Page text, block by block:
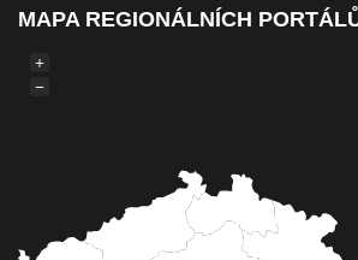
MAPA REGIONÁLNÍCH
+
−